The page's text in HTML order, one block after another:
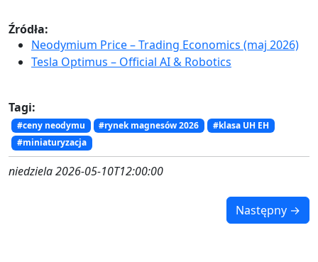
Źródła:
Neodymium Price – Trading Economics (maj 2026)
Tesla Optimus – Official AI & Robotics
Tagi:
#ceny neodymu #rynek magnesów 2026
#klasa UH EH
#miniaturyzacja
niedziela 2026-05-10T12:00:00
Następny →